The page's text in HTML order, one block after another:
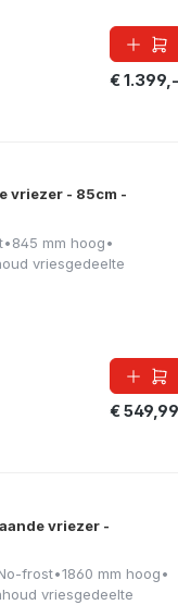
€ 1.399,-
vriezer - 85cm -
•845 mm hoog•
vriesgedeelte
€ 549,99
vriezer -
frost•1860 mm hoog•
vriesgedeelte